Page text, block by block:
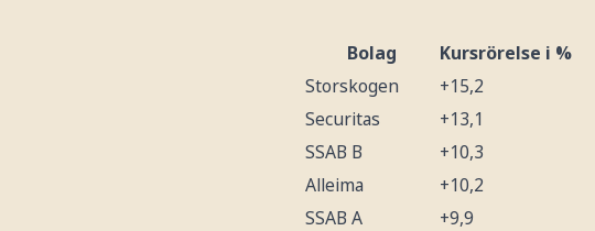
Bolag
Kursrörelse i %
Storskogen
+15,2
Securitas
+13,1
SSAB B
+10,3
Alleima
+10,2
SSAB A
+9,9